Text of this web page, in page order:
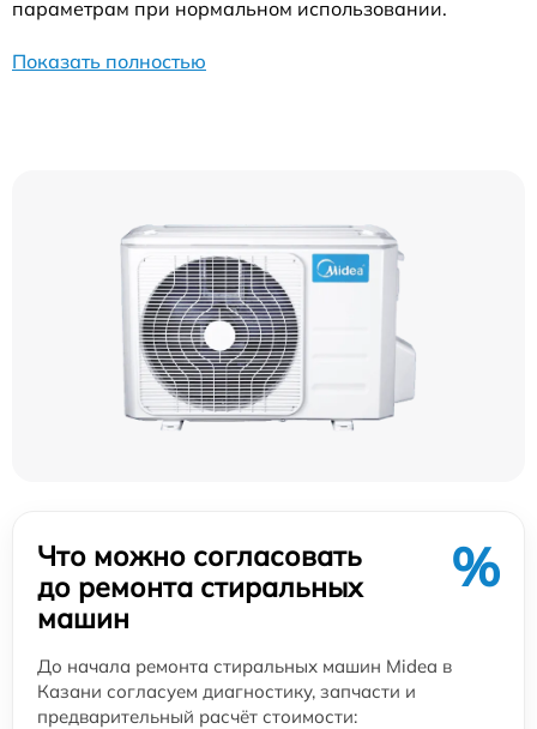
параметрам при нормальном использовании.
Показать полностью
Что можно согласовать
до ремонта стиральных
машин
%
До начала ремонта стиральных машин Midea в
Казани согласуем диагностику, запчасти и
предварительный расчёт стоимости: